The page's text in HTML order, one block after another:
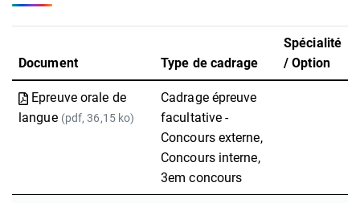
Document Type de cadrage
Spécialité
/ Option
Epreuve orale de
langue (pdf, 36,15 ko)
Cadrage épreuve
facultative -
Concours externe,
Concours interne,
3em concours